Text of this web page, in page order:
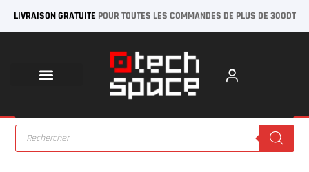
LIVRAISON GRATUITE POUR TOUTES LES COMMANDES DE PLUS DE 300DT